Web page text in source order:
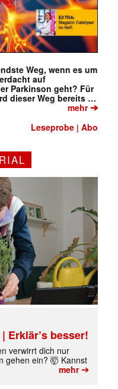
Weg, wenn es um
auf
Parkinson geht? Für
dieser Weg bereits …
mehr➔
Leseprobe |Abo
Erklär’s besser!
verwirrt dich nur
gehen ein? 🤯 Kannst
mehr➔